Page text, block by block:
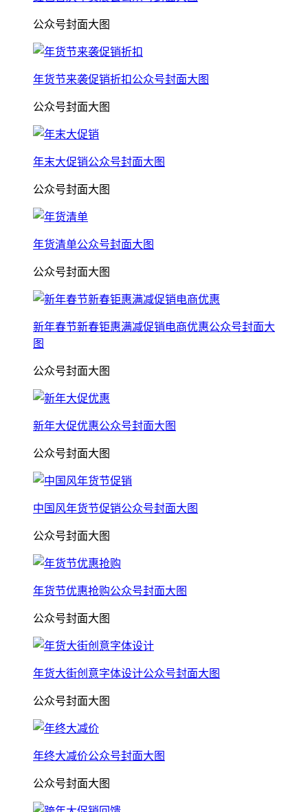
公众号封面大图
年货节来袭促销折扣公众号封面大图
公众号封面大图
年末大促销公众号封面大图
公众号封面大图
年货清单公众号封面大图
公众号封面大图
新年春节新春钜惠满减促销电商优惠公众号封面大
图
公众号封面大图
新年大促优惠公众号封面大图
公众号封面大图
中国风年货节促销公众号封面大图
公众号封面大图
年货节优惠抢购公众号封面大图
公众号封面大图
年货大街创意字体设计公众号封面大图
公众号封面大图
年终大减价公众号封面大图
公众号封面大图